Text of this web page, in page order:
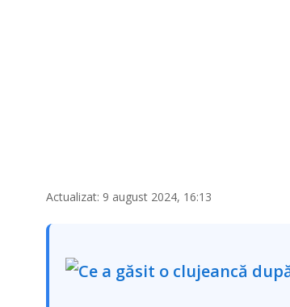
Actualizat: 9 august 2024, 16:13